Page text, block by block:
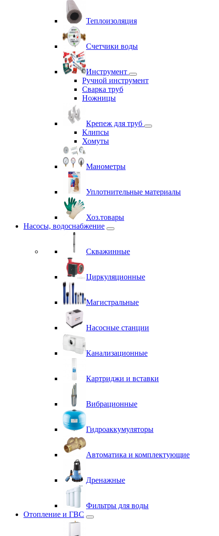
Теплоизоляция
Счетчики воды
Инструмент
Ручной инструмент
Сварка труб
Ножницы
Крепеж для труб
Клипсы
Хомуты
Манометры
Уплотнительные материалы
Хоз.товары
Насосы, водоснабжение
Скважинные
Циркуляционные
Магистральные
Насосные станции
Канализационные
Картриджи и вставки
Вибрационные
Гидроаккумуляторы
Автоматика и комплектующие
Дренажные
Фильтры для воды
Отопление и ГВС